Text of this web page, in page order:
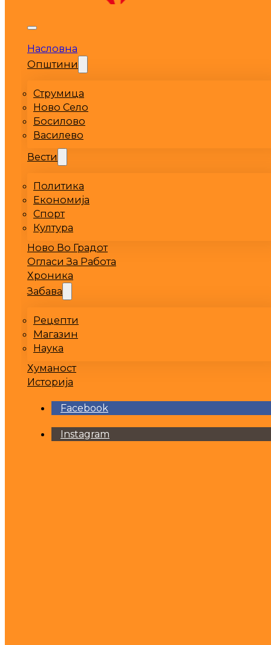
Насловна
Општини
Струмица
Ново Село
Босилово
Василево
Вести
Политика
Економија
Спорт
Култура
Ново Во Градот
Огласи За Работа
Хроника
Забава
Рецепти
Магазин
Наука
Хуманост
Историја
Facebook
Instagram